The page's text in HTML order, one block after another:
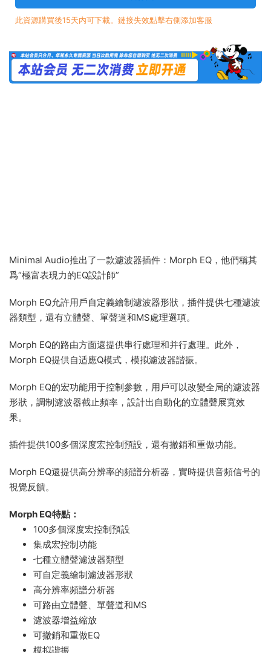
此資源購買後15天内可下載。鏈接失效點擊右側添加客服
Minimal Audio推出了一款濾波器插件：Morph EQ，他們稱其
爲“極富表現力的EQ設計師”
Morph EQ允許用戶自定義繪制濾波器形狀，插件提供七種濾波
器類型，還有立體聲、單聲道和MS處理選項。
Morph EQ的路由方面還提供串行處理和并行處理。此外，
Morph EQ提供自适應Q模式，模拟濾波器諧振。
Morph EQ的宏功能用于控制參數，用戶可以改變全局的濾波器
形狀，調制濾波器截止頻率，設計出自動化的立體聲展寬效
果。
插件提供100多個深度宏控制預設，還有撤銷和重做功能。
Morph EQ還提供高分辨率的頻譜分析器，實時提供音頻信号的
視覺反饋。
Morph EQ特點：
100多個深度宏控制預設
集成宏控制功能
七種立體聲濾波器類型
可自定義繪制濾波器形狀
高分辨率頻譜分析器
可路由立體聲、單聲道和MS
濾波器增益縮放
可撤銷和重做EQ
模拟諧振